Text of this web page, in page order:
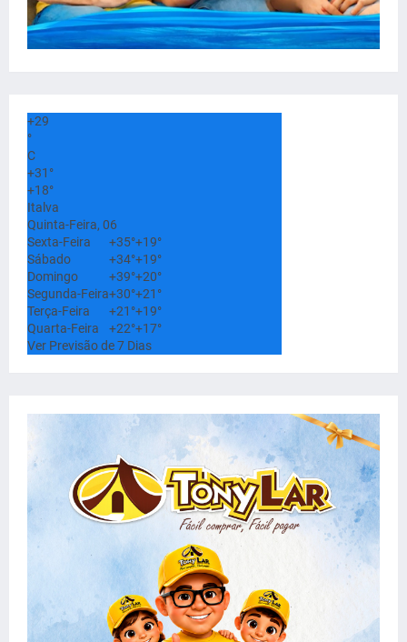
+29
°
C
+31°
+18°
Italva
Quinta-Feira, 06
Sexta-Feira
+35°+19°
Sábado
+34°+19°
Domingo
+39°+20°
Segunda-Feira+30°+21°
Terça-Feira
+21°+19°
Quarta-Feira
+22°+17°
Ver Previsão de 7 Dias